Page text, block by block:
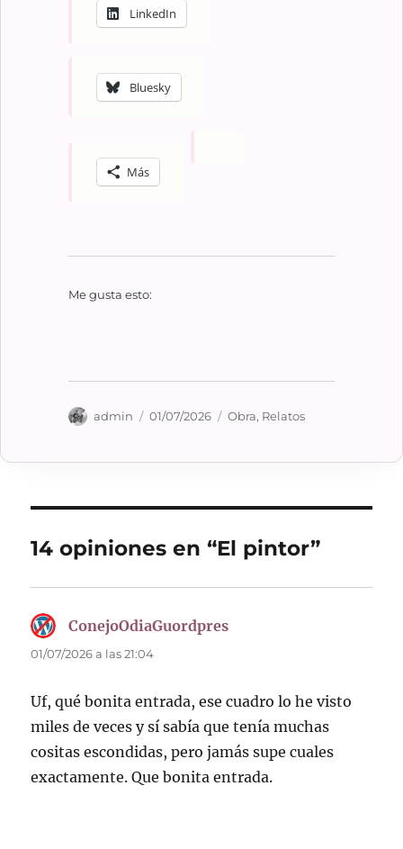
LinkedIn
Bluesky
Más
Me gusta esto:
Autor
admin
Publicado
01/07/2026 Categorías
Obra, Relatos
14 opiniones en “El pintor”
ConejoOdiaGuordpres
01/07/2026 a las 21:04
Uf, qué bonita entrada, ese cuadro lo he visto
miles de veces y sí sabía que tenía muchas
cositas escondidas, pero jamás supe cuales
exactamente. Que bonita entrada.